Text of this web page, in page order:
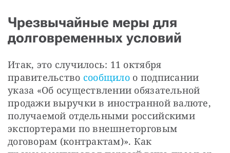
Чрезвычайные меры для
долговременных условий
Итак, это случилось: 11 октября
правительство сообщило о подписании
указа «Об осуществлении обязательной
продажи выручки в иностранной валюте,
получаемой отдельными российскими
экспортерами по внешнеторговым
договорам (контрактам)». Как